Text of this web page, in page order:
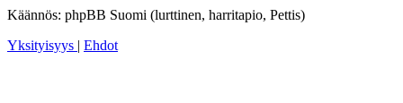
Käännös: phpBB Suomi (lurttinen, harritapio, Pettis)
Yksityisyys | Ehdot